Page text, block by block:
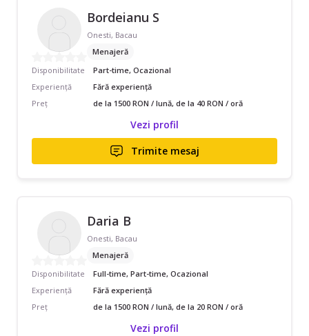
Bordeianu S
Onesti, Bacau
Menajeră
Disponibilitate
Part-time, Ocazional
Experiență
Fără experiență
Preț
de la 1500 RON / lună, de la 40 RON / oră
Vezi profil
Trimite mesaj
Daria B
Onesti, Bacau
Menajeră
Disponibilitate
Full-time, Part-time, Ocazional
Experiență
Fără experiență
Preț
de la 1500 RON / lună, de la 20 RON / oră
Vezi profil